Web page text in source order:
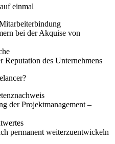
einmal
bei der Akquise von
Reputation des Unternehmens
der Projektmanagement –
permanent weiterzuentwickeln